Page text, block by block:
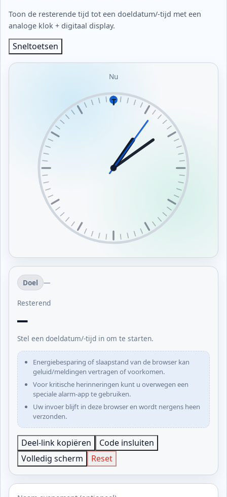
Toon de resterende tijd tot een doeldatum/-tijd met een
analoge klok + digitaal display.
Sneltoetsen
Nu
T
Doel —
Resterend
—
Stel een doeldatum/-tijd in om te starten.
Energiebesparing of slaapstand van de browser kan
geluid/meldingen vertragen of voorkomen.
Voor kritische herinneringen kunt u overwegen een
speciale alarm-app te gebruiken.
Uw invoer blijft in deze browser en wordt nergens heen
verzonden.
Deel-link kopiëren
Code insluiten
Volledig scherm
Reset
doeldatum/-
tijd
in
om
te